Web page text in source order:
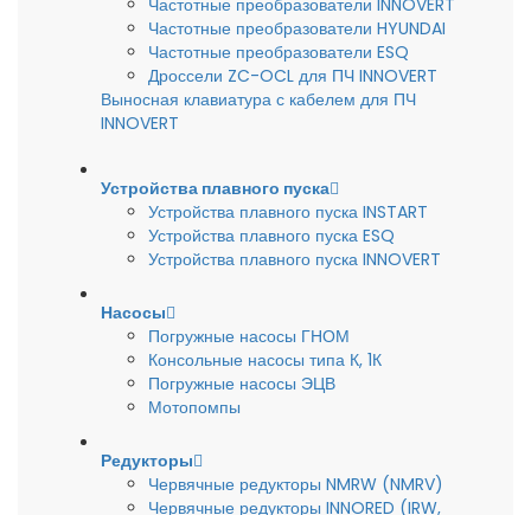
Частотные преобразователи INNOVERT
Частотные преобразователи HYUNDAI
Частотные преобразователи ESQ
Дроссели ZC-OCL для ПЧ INNOVERT
Выносная клавиатура с кабелем для ПЧ
INNOVERT
Устройства плавного пуска
Устройства плавного пуска INSTART
Устройства плавного пуска ESQ
Устройства плавного пуска INNOVERT
Насосы
Погружные насосы ГНОМ
Консольные насосы типа К, 1К
Погружные насосы ЭЦВ
Мотопомпы
Редукторы
Червячные редукторы NMRW (NMRV)
Червячные редукторы INNORED (IRW,